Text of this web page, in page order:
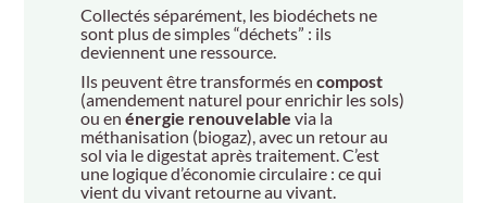
Collectés séparément, les biodéchets ne
sont plus de simples “déchets” : ils
deviennent une ressource.
Ils peuvent être transformés en compost
(amendement naturel pour enrichir les sols)
ou en énergie renouvelable via la
méthanisation (biogaz), avec un retour au
sol via le digestat après traitement. C’est
une logique d’économie circulaire : ce qui
vient du vivant retourne au vivant.